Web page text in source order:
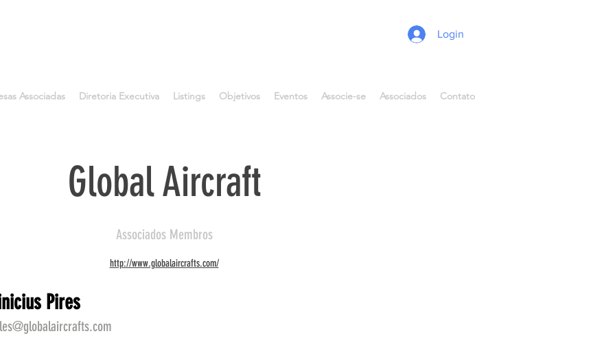
Login
Associadas Diretoria Executiva Listings Objetivos Eventos Associe-se Associados Contato
Global Aircraft
Associados Membros
http://www.globalaircrafts.com/
Pires